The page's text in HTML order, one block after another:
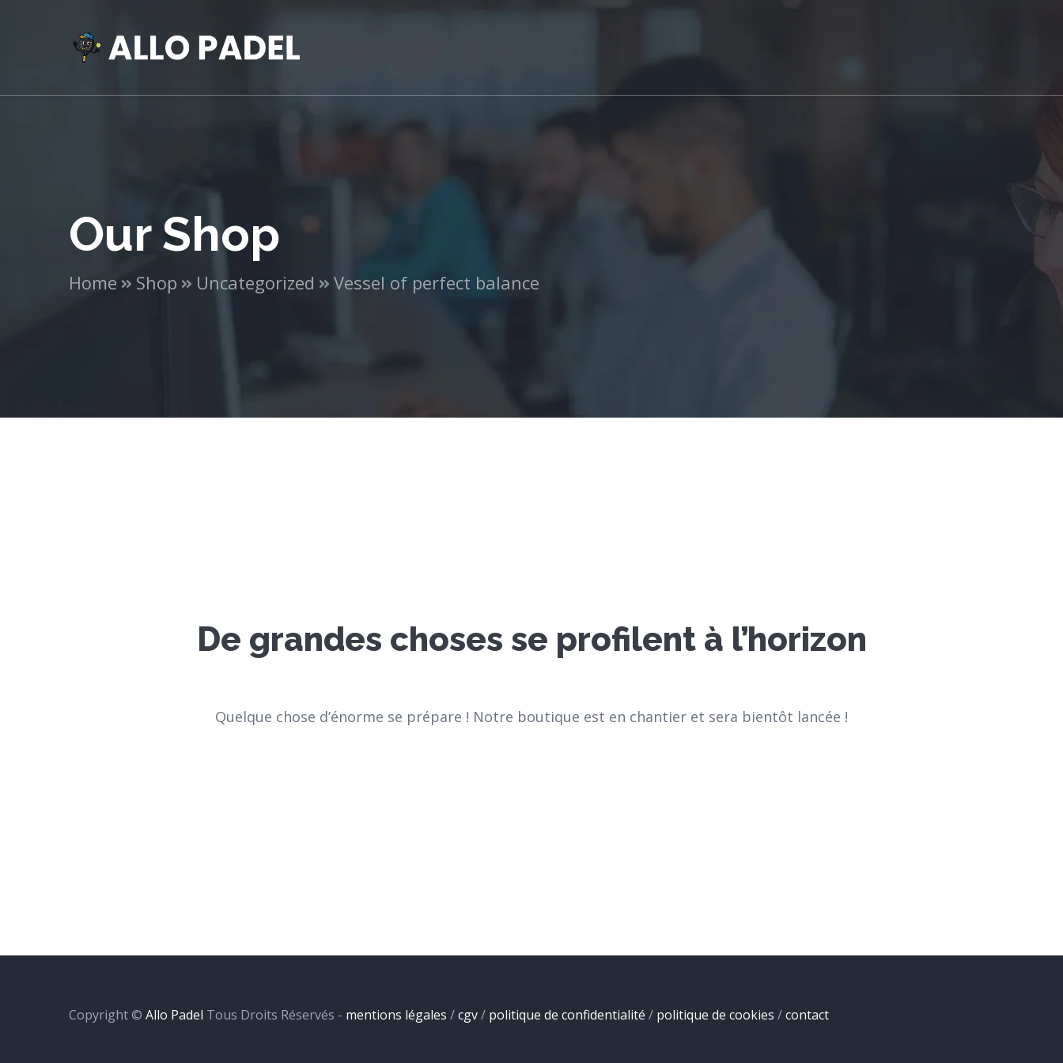
Our Shop
Home Shop Uncategorized Vessel of perfect balance
De grandes choses se profilent à l’horizon
Quelque chose d’énorme se prépare ! Notre boutique est en chantier et sera bientôt lancée !
Copyright © Allo Padel Tous Droits Réservés - mentions légales /cgv/ politique de confidentialité / politique de cookies /contact